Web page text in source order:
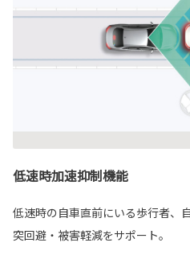
低速時加速抑制機能
低速時の自車直前にいる歩行者、
突回避・被害軽減をサポート。